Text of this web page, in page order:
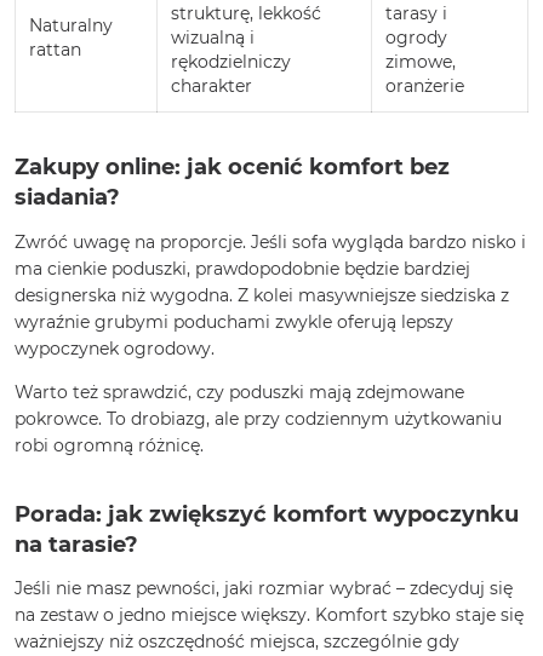
Naturalny
rattan
strukturę, lekkość
wizualną i
rękodzielniczy
charakter
tarasy i
ogrody
zimowe,
oranżerie
Zakupy online: jak ocenić komfort bez
siadania?
Zwróć uwagę na proporcje. Jeśli sofa wygląda bardzo nisko i
ma cienkie poduszki, prawdopodobnie będzie bardziej
designerska niż wygodna. Z kolei masywniejsze siedziska z
wyraźnie grubymi poduchami zwykle oferują lepszy
wypoczynek ogrodowy.
Warto też sprawdzić, czy poduszki mają zdejmowane
pokrowce. To drobiazg, ale przy codziennym użytkowaniu
robi ogromną różnicę.
Porada: jak zwiększyć komfort wypoczynku
na tarasie?
Jeśli nie masz pewności, jaki rozmiar wybrać – zdecyduj się
na zestaw o jedno miejsce większy. Komfort szybko staje się
ważniejszy niż oszczędność miejsca, szczególnie gdy